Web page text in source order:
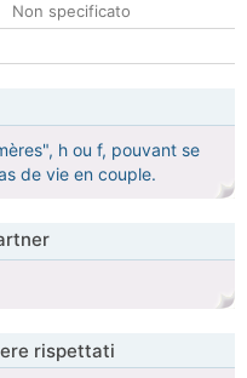
Non specificato
h ou f, pouvant se
de vie en couple.
rispettati